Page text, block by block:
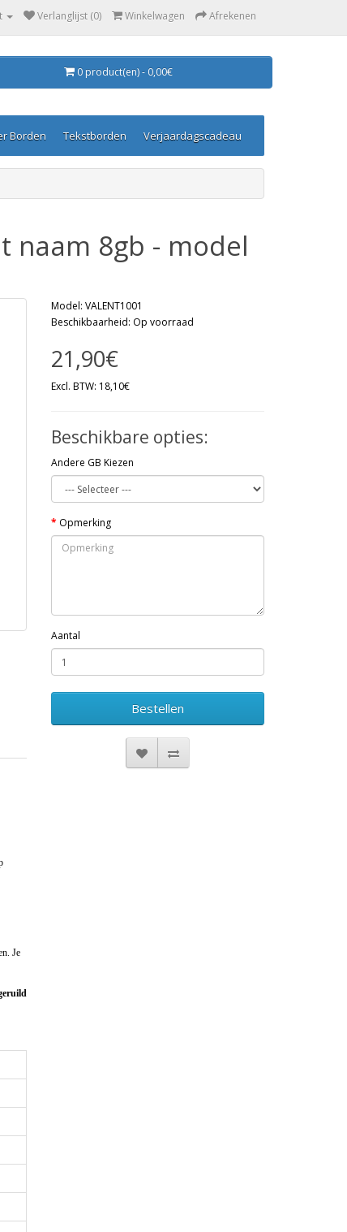
Verlanglijst (0) Winkelwagen Afrekenen
0 product(en) - 0,00€
Borden Tekstborden Verjaardagscadeau
naam 8gb - model
Je
Model: VALENT1001
Beschikbaarheid: Op voorraad
21,90€
Excl. BTW: 18,10€
Beschikbare opties:
Andere GB Kiezen
Opmerking
Aantal
Bestellen